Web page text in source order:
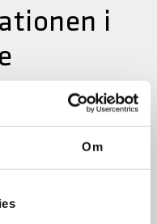
Om
i
Du sørger for